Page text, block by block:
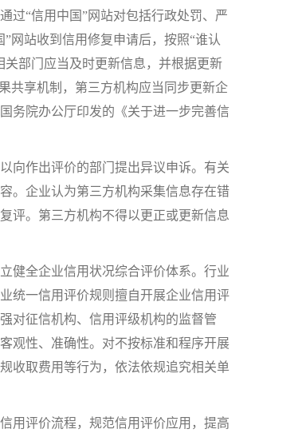
过“信用中国”网站对包括行政处罚、严
网站收到信用修复申请后，按照“谁认
部门应当及时更新信息，并根据更新
共享机制，第三方机构应当同步更新企
务院办公厅印发的《关于进一步完善信
向作出评价的部门提出异议申诉。有关
。企业认为第三方机构采集信息存在错
评。第三方机构不得以更正或更新信息
健全企业信用状况综合评价体系。行业
统一信用评价规则擅自开展企业信用评
对征信机构、信用评级机构的监督管
观性、准确性。对不按标准和程序开展
收取费用等行为，依法依规追究相关单
评价流程，规范信用评价应用，提高